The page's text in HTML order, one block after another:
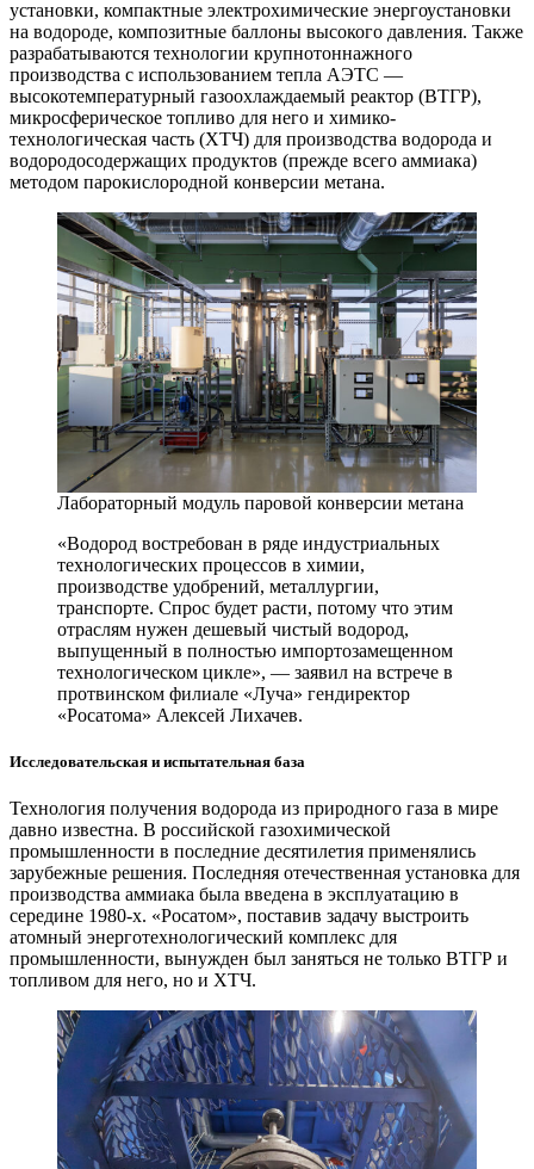
установки, компактные электрохимические энергоустановки
на водороде, композитные баллоны высокого давления. Также
разрабатываются технологии крупнотоннажного
производства с использованием тепла АЭТС —
высокотемпературный газоохлаждаемый реактор (ВТГР),
микросферическое топливо для него и химико-
технологическая часть (ХТЧ) для производства водорода и
водородосодержащих продуктов (прежде всего аммиака)
методом парокислородной конверсии метана.
Лабораторный модуль паровой конверсии метана
«Водород востребован в ряде индустриальных
технологических процессов в химии,
производстве удобрений, металлургии,
транспорте. Спрос будет расти, потому что этим
отраслям нужен дешевый чистый водород,
выпущенный в полностью импортозамещенном
технологическом цикле», — заявил на встрече в
протвинском филиале «Луча» гендиректор
«Росатома» Алексей Лихачев.
Исследовательская и испытательная база
Технология получения водорода из природного газа в мире
давно известна. В российской газохимической
промышленности в последние десятилетия применялись
зарубежные решения. Последняя отечественная установка для
производства аммиака была введена в эксплуатацию в
середине 1980-х. «Росатом», поставив задачу выстроить
атомный энерготехнологический комплекс для
промышленности, вынужден был заняться не только ВТГР и
топливом для него, но и ХТЧ.